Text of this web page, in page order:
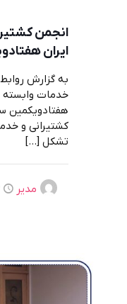
انجمن
ایران
به گزارش
هفتادویکمین
کشتیرانی و
تشکل […]
مدیر